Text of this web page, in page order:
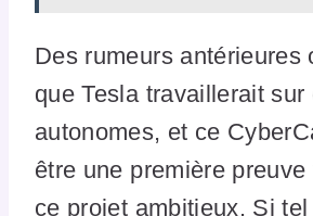
Des rumeurs antérieures
que Tesla travaillerait sur
autonomes, et ce
être une première
ce projet ambitieux. Si